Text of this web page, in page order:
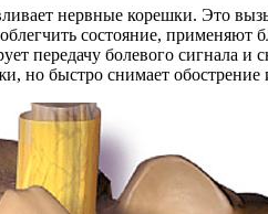
нервные корешки. Это
состояние, применяют
передачу болевого сигнала и
но быстро снимает